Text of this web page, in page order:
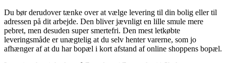
Du bør derudover tænke over at vælge levering til din bolig eller til
adressen på dit arbejde. Den bliver jævnligt en lille smule mere
pebret, men desuden super smertefri. Den mest letkøbte
leveringsmåde er unægtelig at du selv henter varerne, som jo
afhænger af at du har bopæl i kort afstand af online shoppens bopæl.